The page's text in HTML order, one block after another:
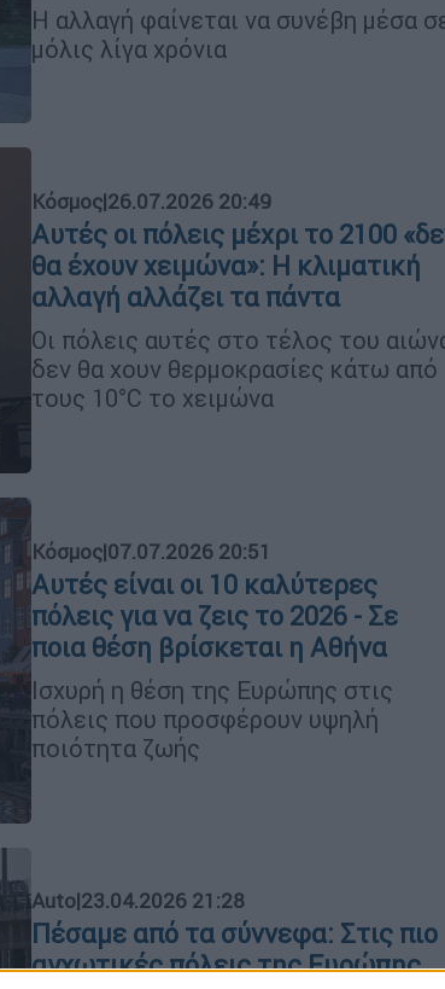
Η αλλαγή φαίνεται να συνέβη μέσα
μόλις λίγα χρόνια
Κόσμος|26.07.2026 20:49
Αυτές οι πόλεις μέχρι το 2100
θα έχουν χειμώνα»: Η κλιματική
αλλαγή αλλάζει τα πάντα
Οι πόλεις αυτές στο τέλος του
δεν θα χουν θερμοκρασίες κάτω από
τους 10°C το χειμώνα
Κόσμος|07.07.2026 20:51
Αυτές είναι οι 10 καλύτερες
πόλεις για να ζεις το 2026 - Σε
ποια θέση βρίσκεται η Αθήνα
Ισχυρή η θέση της Ευρώπης στις
πόλεις που προσφέρουν υψηλή
ποιότητα ζωής
Auto|23.04.2026 21:28
Πέσαμε από τα σύννεφα: Στις πιο
αγχωτικές πόλεις της Ευρώπης